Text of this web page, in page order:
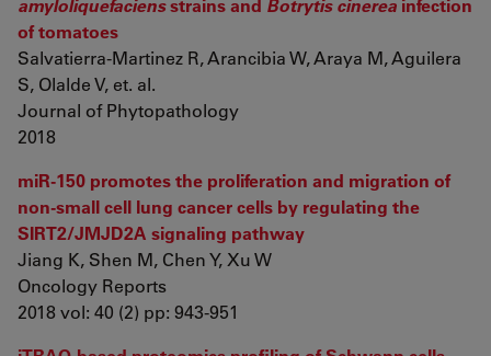
amyloliquefaciensstrains and Botrytis cinerea infection
of tomatoes
Salvatierra-Martinez R, Arancibia W, Araya M, Aguilera
S, Olalde V, et. al.
Journal of Phytopathology
2018
miR‑150 promotes the proliferation and migration of
non‑small cell lung cancer cells by regulating the
SIRT2/JMJD2A signaling pathway
Jiang K, Shen M, Chen Y, Xu W
Oncology Reports
2018 vol: 40 (2) pp: 943-951